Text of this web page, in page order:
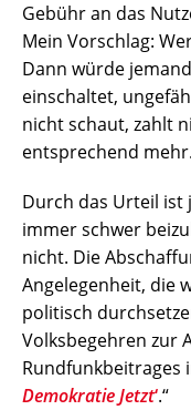
Gebühr an das
Mein Vorschlag:
Dann würde
einschaltet,
nicht schaut, zahlt
entsprechend mehr.
Durch das Urteil ist
immer schwer
nicht. Die
Angelegenheit, die
politisch
Volksbegehren zur
Rundfunkbeitrages
Demokratie Jetzt‘.“